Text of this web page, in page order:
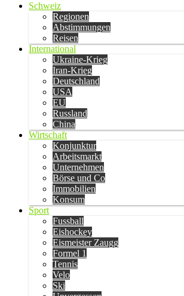
Schweiz
Regionen
Abstimmungen
Reisen
International
Ukraine-Krieg
Iran-Krieg
Deutschland
USA
EU
Russland
China
Wirtschaft
Konjunktur
Arbeitsmarkt
Unternehmen
Börse und Co
Immobilien
Konsum
Sport
Fussball
Eishockey
Eismeister Zaugg
Formel 1
Tennis
Velo
Ski